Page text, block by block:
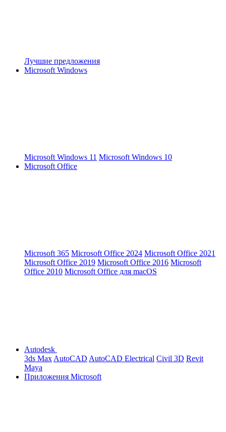
Лучшие предложения
Microsoft Windows
Microsoft Windows 11 Microsoft Windows 10
Microsoft Office
Microsoft 365 Microsoft Office 2024 Microsoft Office 2021
Microsoft Office 2019 Microsoft Office 2016 Microsoft
Office 2010 Microsoft Office для macOS
Autodesk
3ds Max AutoCAD AutoCAD Electrical Civil 3D Revit
Maya
Приложения Microsoft